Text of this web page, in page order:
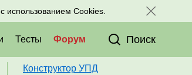
использованием Cookies.
нам в соц. сетях:
Тесты Форум Поиск
Конструктор УПД